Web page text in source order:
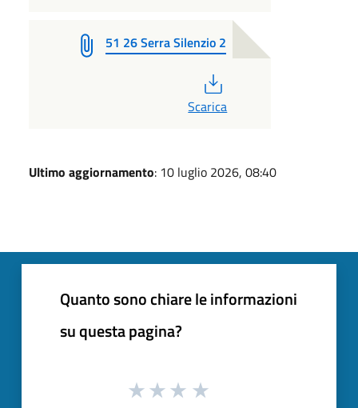
51 26 Serra Silenzio 2
Scarica
Ultimo aggiornamento: 10 luglio 2026, 08:40
Quanto sono chiare le informazioni
su questa pagina?